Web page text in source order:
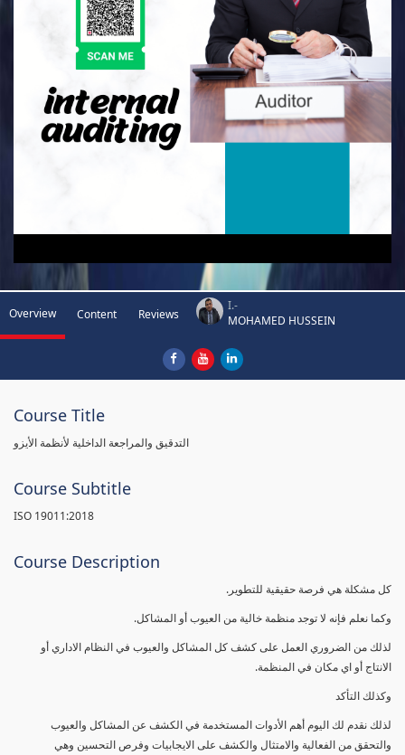
Overview Content Reviews
I.-
MOHAMED HUSSEIN
Course Title
التدقيق والمراجعة الداخلية لأنظمة الأيزو
Course Subtitle
ISO 19011:2018
Course Description
كل مشكلة هي فرصة حقيقية للتطوير.
وكما نعلم فإنه لا توجد منظمة خالية من العيوب أو المشاكل.
لذلك من الضروري العمل على كشف كل المشاكل والعيوب في النظام الاداري أو
الانتاج أو اي مكان في المنظمة.
وكذلك التأكد
لذلك نقدم لك اليوم أهم الأدوات المستخدمة في الكشف عن المشاكل والعيوب
والتحقق من الفعالية والامتثال والكشف على الايجابيات وفرص التحسين وهي